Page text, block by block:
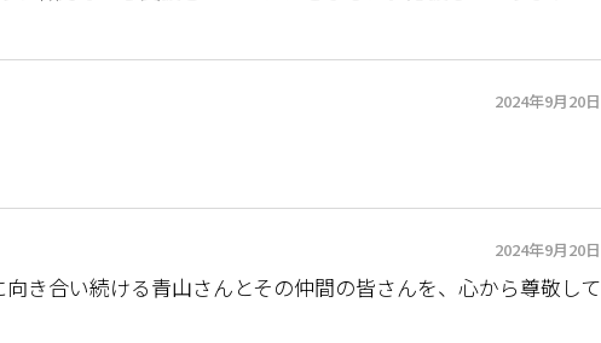
2024年9月20日
2024年9月20日
き合い続ける青山さんとその仲間の皆さんを、心から尊敬して